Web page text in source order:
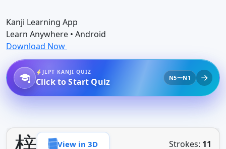
Kanji Learning App
Learn Anywhere • Android
Download Now
JLPT KANJI QUIZ
Click to Start Quiz N5〜N1
View in 3D Strokes: 11